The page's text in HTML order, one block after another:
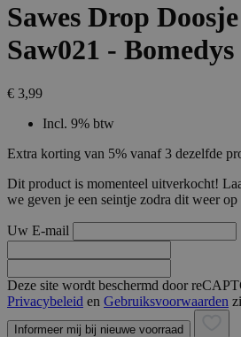
Sawes Drop
Saw021 - Bomedys
€ 3,99
Incl. 9% btw
Extra korting van 5% vanaf 3 dezelfde
Dit product is momenteel uitverkocht!
we geven je een seintje zodra dit weer op
Uw E-mail
Deze site wordt beschermd door
Privacybeleid en Gebruiksvoorwaarden
Informeer mij bij nieuwe voorraad